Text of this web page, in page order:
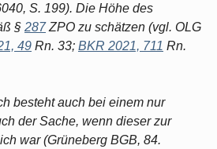
S. 199). Die Höhe des
§ 287ZPO zu schätzen (vgl. OLG
49 Rn. 33; BKR 2021, 711 Rn.
besteht auch bei einem nur
der Sache, wenn dieser zur
war (Grüneberg BGB, 84.